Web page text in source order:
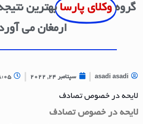
گروه وکلای پارسا بهترین
ارمغان می
asadi asadi سپتامبر 24, 2022 8:05
لایحه در خصوص تصادف
لایحه در خصوص تصادف